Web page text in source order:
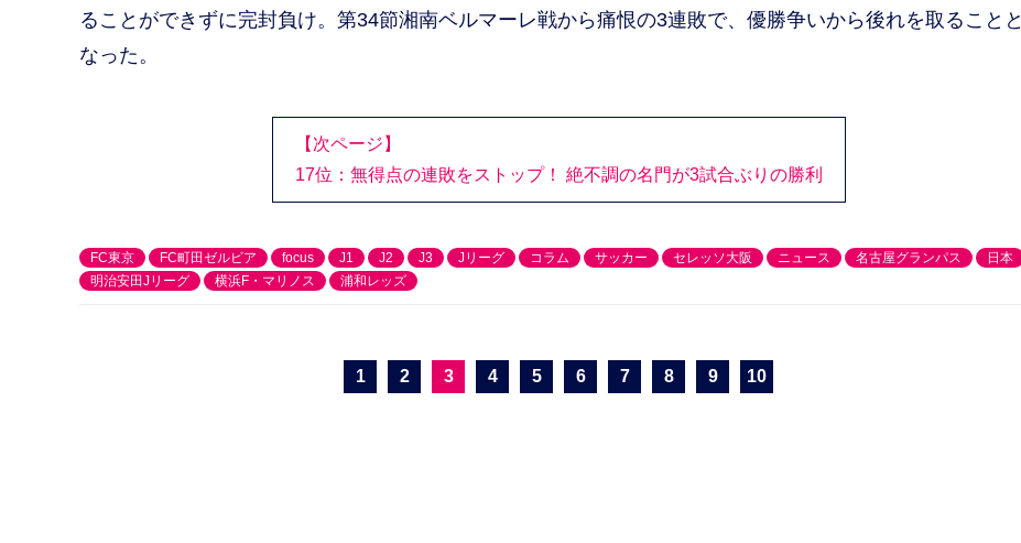
ることができずに完封負け。第34節湘南ベルマーレ戦から痛恨の3連敗で、優勝争いから後れを取ることと
なった。
【次ページ】
17位：無得点の連敗をストップ！ 絶不調の名門が3試合ぶりの勝利
FC東京 FC町田ゼルビア focus J1 J2 J3 Jリーグ コラム サッカー セレッソ大阪 ニュース 名古屋グランパス
日本
明治安田Jリーグ
横浜F・マリノス 浦和レッズ
1 2 3 4 5 6 7 8 9 10